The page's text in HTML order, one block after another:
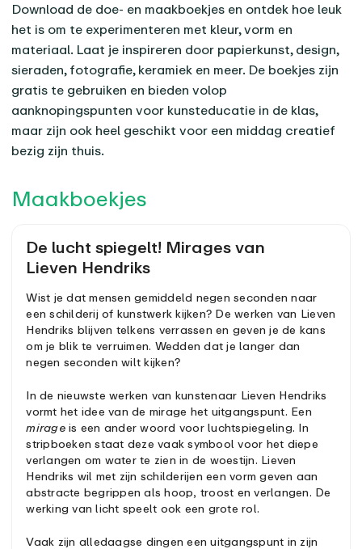
Download de doe- en maakboekjes en ontdek hoe leuk
het is om te experimenteren met kleur, vorm en
materiaal. Laat je inspireren door papierkunst, design,
sieraden, fotografie, keramiek en meer. De boekjes zijn
gratis te gebruiken en bieden volop
aanknopingspunten voor kunsteducatie in de klas,
maar zijn ook heel geschikt voor een middag creatief
bezig zijn thuis.
Maakboekjes
De lucht spiegelt! Mirages van
Lieven Hendriks
Wist je dat mensen gemiddeld negen seconden naar
een schilderij of kunstwerk kijken? De werken van Lieven
Hendriks blijven telkens verrassen en geven je de kans
om je blik te verruimen. Wedden dat je langer dan
negen seconden wilt kijken?
In de nieuwste werken van kunstenaar Lieven Hendriks
vormt het idee van de mirage het uitgangspunt. Een
mirageis een ander woord voor luchtspiegeling. In
stripboeken staat deze vaak symbool voor het diepe
verlangen om water te zien in de woestijn. Lieven
Hendriks wil met zijn schilderijen een vorm geven aan
abstracte begrippen als hoop, troost en verlangen. De
werking van licht speelt ook een grote rol.
Vaak zijn alledaagse dingen een uitgangspunt in zijn